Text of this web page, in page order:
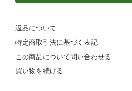
返品について
特定商取引法に基づく表記
この商品について問い合わせる
買い物を続ける